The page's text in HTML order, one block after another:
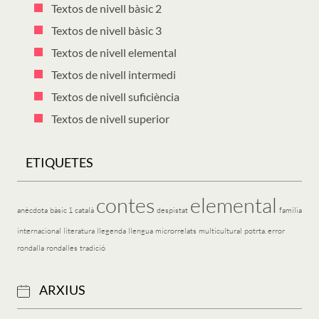
Textos de nivell bàsic 2
Textos de nivell bàsic 3
Textos de nivell elemental
Textos de nivell intermedi
Textos de nivell suficiència
Textos de nivell superior
ETIQUETES
anècdota bàsic 1 català contes despistat elemental família
internacional literatura llegenda llengua microrrelats multicultural potrta. error
rondalla rondalles tradició
ARXIUS